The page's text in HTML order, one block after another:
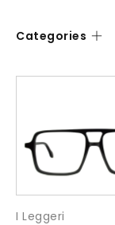
Categories
I Leggeri